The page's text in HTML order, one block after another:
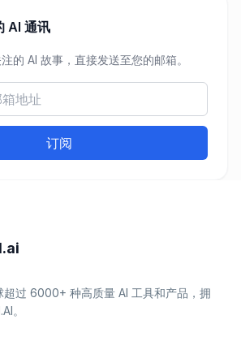
AI 通讯
的 AI 故事，直接发送至您的邮箱。
订阅
过 6000+ 种高质量 AI 工具和产品，拥
。